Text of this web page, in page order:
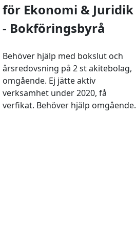
för Ekonomi & Juridik
- Bokföringsbyrå
Behöver hjälp med bokslut och
årsredovsning på 2 st akitebolag,
omgående. Ej jätte aktiv
verksamhet under 2020, få
verfikat. Behöver hjälp omgående.